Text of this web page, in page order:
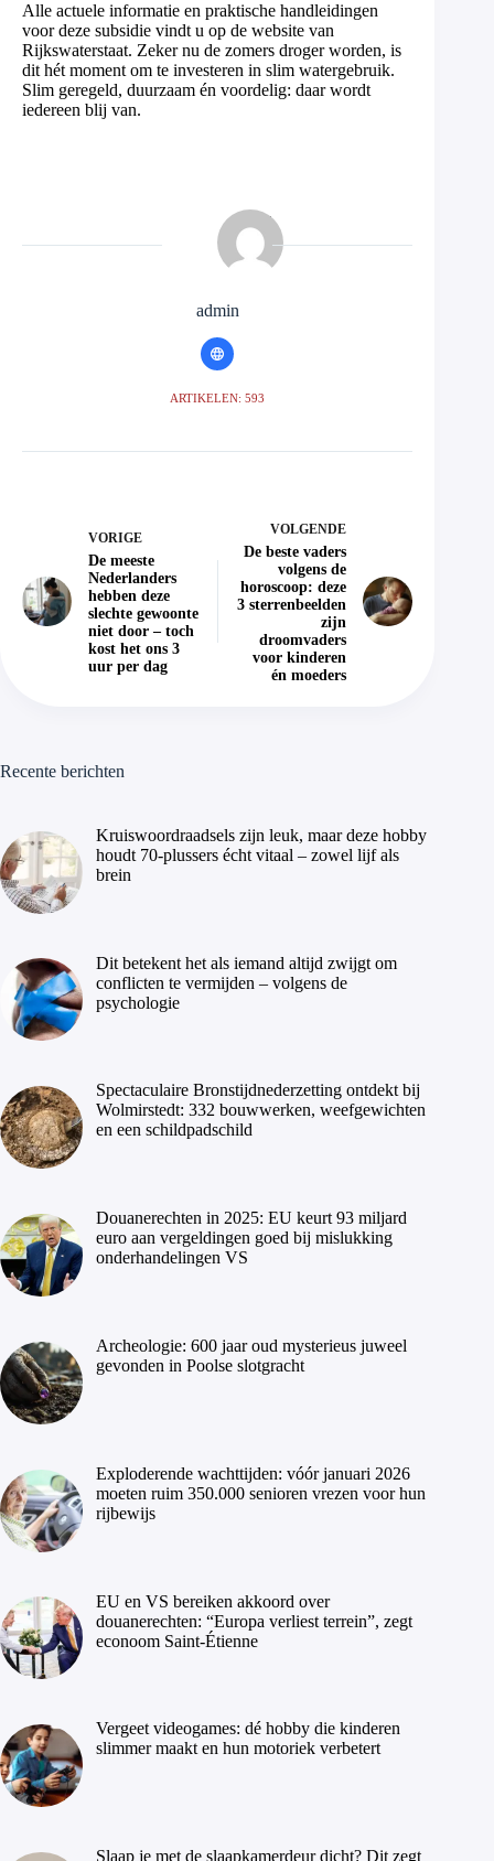
Alle actuele informatie en praktische handleidingen
voor deze subsidie vindt u op de website van
Rijkswaterstaat. Zeker nu de zomers droger worden, is
dit hét moment om te investeren in slim watergebruik.
Slim geregeld, duurzaam én voordelig: daar wordt
iedereen blij van.
admin
ARTIKELEN: 593
VORIGE
De meeste
Nederlanders
hebben deze
slechte gewoonte
niet door – toch
kost het ons 3
uur per dag
VOLGENDE
De beste vaders
volgens de
horoscoop: deze
3 sterrenbeelden
zijn
droomvaders
voor kinderen
én moeders
Recente berichten
Kruiswoordraadsels zijn leuk, maar deze hobby
houdt 70-plussers écht vitaal – zowel lijf als
brein
Dit betekent het als iemand altijd zwijgt om
conflicten te vermijden – volgens de
psychologie
Spectaculaire Bronstijdnederzetting ontdekt bij
Wolmirstedt: 332 bouwwerken, weefgewichten
en een schildpadschild
Douanerechten in 2025: EU keurt 93 miljard
euro aan vergeldingen goed bij mislukking
onderhandelingen VS
Archeologie: 600 jaar oud mysterieus juweel
gevonden in Poolse slotgracht
Exploderende wachttijden: vóór januari 2026
moeten ruim 350.000 senioren vrezen voor hun
rijbewijs
EU en VS bereiken akkoord over
douanerechten: “Europa verliest terrein”, zegt
econoom Saint-Étienne
Vergeet videogames: dé hobby die kinderen
slimmer maakt en hun motoriek verbetert
Slaap je met de slaapkamerdeur dicht? Dit zegt